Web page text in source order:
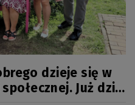
dzieje się w
Już dziś